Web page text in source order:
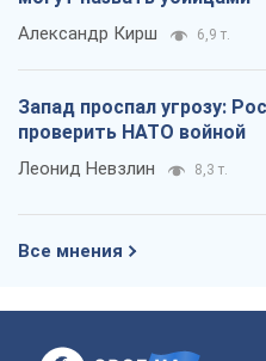
Александр Кирш 6,9 т.
Запад проспал угрозу:
проверить НАТО войной
Леонид Невзлин 8,3 т.
Все мнения